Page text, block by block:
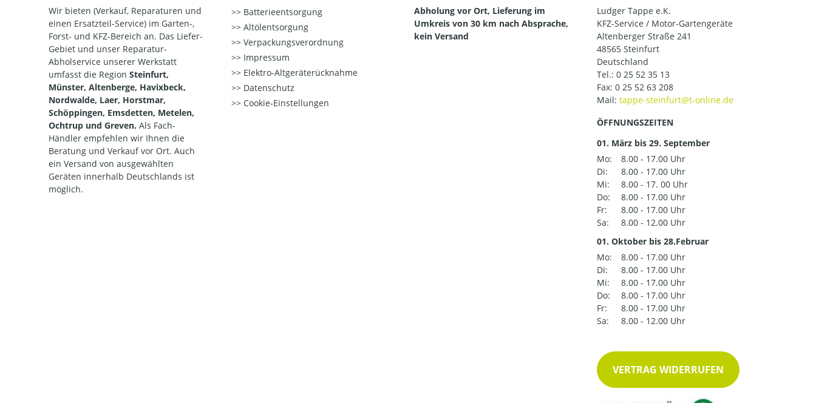
Wir bieten (Verkauf, Reparaturen und
einen Ersatzteil-Service) im Garten-,
Forst- und KFZ-Bereich an. Das Liefer-
Gebiet und unser Reparatur-
Abholservice unserer Werkstatt
umfasst die Region Steinfurt,
Münster, Altenberge, Havixbeck,
Nordwalde, Laer, Horstmar,
Schöppingen, Emsdetten, Metelen,
Ochtrup und Greven. Als Fach-
Händler empfehlen wir Ihnen die
Beratung und Verkauf vor Ort. Auch
ein Versand von ausgewählten
Geräten innerhalb Deutschlands ist
möglich.
Batterieentsorgung
Altölentsorgung
Verpackungsverordnung
Impressum
Elektro-Altgeräterücknahme
Datenschutz
Cookie-Einstellungen
Abholung vor Ort, Lieferung im
Umkreis von 30 km nach Absprache,
kein Versand
Ludger Tappe e.K.
KFZ-Service / Motor-Gartengeräte
Altenberger Straße 241
48565 Steinfurt
Deutschland
Tel.: 0 25 52 35 13
Fax: 0 25 52 63 208
Mail:
ÖFFNUNGSZEITEN
01. März bis 29. September
Mo:
8.00 - 17.00 Uhr
Di:
8.00 - 17.00 Uhr
Mi:
8.00 - 17. 00 Uhr
Do:
8.00 - 17.00 Uhr
Fr:
8.00 - 17.00 Uhr
Sa:
8.00 - 12.00 Uhr
01. Oktober bis 28.Februar
Mo:
8.00 - 17.00 Uhr
Di:
8.00 - 17.00 Uhr
Mi:
8.00 - 17.00 Uhr
Do:
8.00 - 17.00 Uhr
Fr:
8.00 - 17.00 Uhr
Sa:
8.00 - 12.00 Uhr
VERTRAG WIDERRUFEN